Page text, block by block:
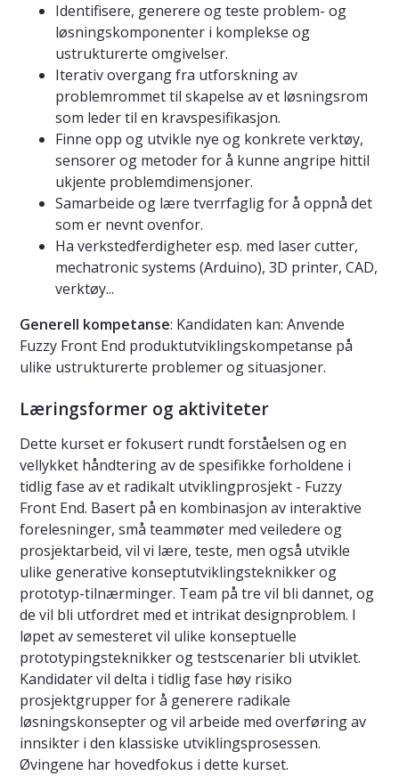
Identifisere, generere og teste problem- og
løsningskomponenter i komplekse og
ustrukturerte omgivelser.
Iterativ overgang fra utforskning av
problemrommet til skapelse av et løsningsrom
som leder til en kravspesifikasjon.
Finne opp og utvikle nye og konkrete verktøy,
sensorer og metoder for å kunne angripe hittil
ukjente problemdimensjoner.
Samarbeide og lære tverrfaglig for å oppnå det
som er nevnt ovenfor.
Ha verkstedferdigheter esp. med laser cutter,
mechatronic systems (Arduino), 3D printer, CAD,
verktøy...
Generell kompetanse: Kandidaten kan: Anvende
Fuzzy Front End produktutviklingskompetanse på
ulike ustrukturerte problemer og situasjoner.
Læringsformer og aktiviteter
Dette kurset er fokusert rundt forståelsen og en
vellykket håndtering av de spesifikke forholdene i
tidlig fase av et radikalt utviklingprosjekt - Fuzzy
Front End. Basert på en kombinasjon av interaktive
forelesninger, små teammøter med veiledere og
prosjektarbeid, vil vi lære, teste, men også utvikle
ulike generative konseptutviklingsteknikker og
prototyp-tilnærminger. Team på tre vil bli dannet, og
de vil bli utfordret med et intrikat designproblem. I
løpet av semesteret vil ulike konseptuelle
prototypingsteknikker og testscenarier bli utviklet.
Kandidater vil delta i tidlig fase høy risiko
prosjektgrupper for å generere radikale
løsningskonsepter og vil arbeide med overføring av
innsikter i den klassiske utviklingsprosessen.
Øvingene har hovedfokus i dette kurset.